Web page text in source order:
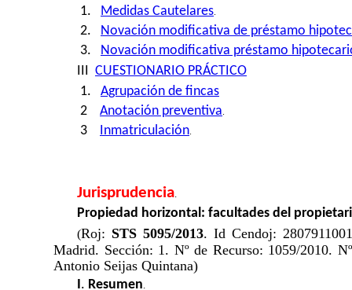
1. Medidas Cautelares.
2.
Novación modificativa de préstamo
3.
Novación modificativa préstamo
III CUESTIONARIO PRÁCTICO
1.
Agrupación de fincas
2
Anotación preventiva.
3 Inmatriculación.
Jurisprudencia.
Propiedad horizontal: facultades del
(Roj: STS 5095/2013. Id Cendoj:
Madrid. Sección: 1. Nº de Recurso: 1059/2010.
Antonio Seijas Quintana)
I. Resumen.